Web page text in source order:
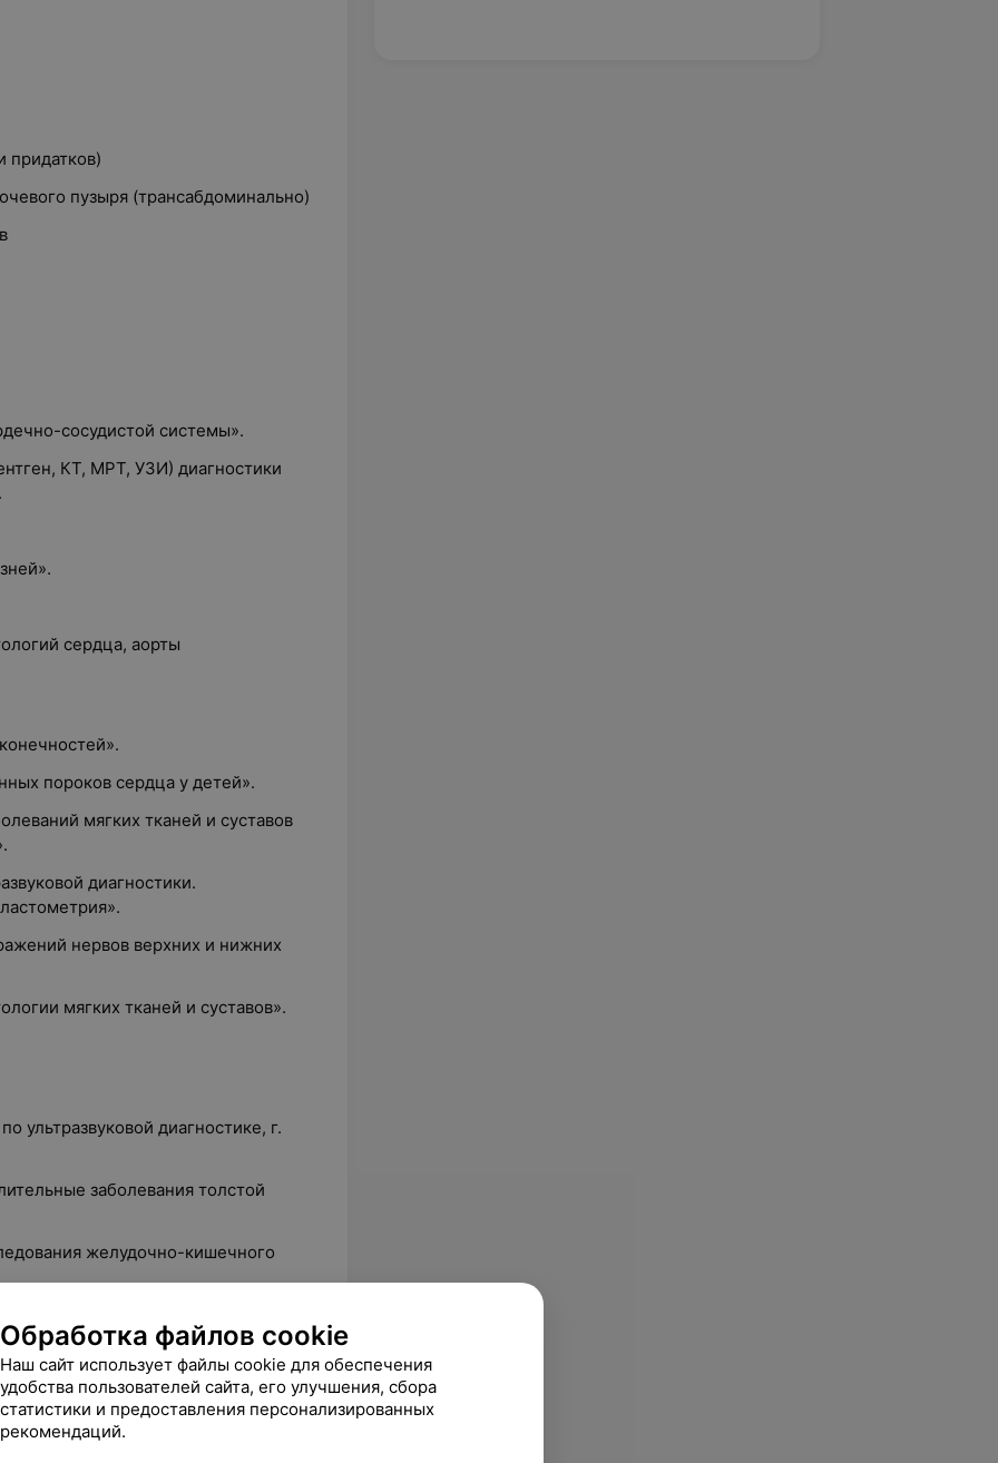
придатков)
пузыря (трансабдоминально)
сосудистой системы».
КТ, МРТ, УЗИ) диагностики
сердца, аорты
пороков сердца у детей».
мягких тканей и суставов
диагностики.
нервов верхних и нижних
мягких тканей и суставов».
ультразвуковой диагностике, г.
заболевания толстой
желудочно-кишечного
тысячелетия», Ереван.
Академии
палате Нижней Саксонии
г. Витебск.
Обработка файлов cookie
Наш сайт использует файлы cookie для обеспечения
удобства пользователей сайта, его улучшения, сбора
статистики и предоставления персонализированных
рекомендаций.